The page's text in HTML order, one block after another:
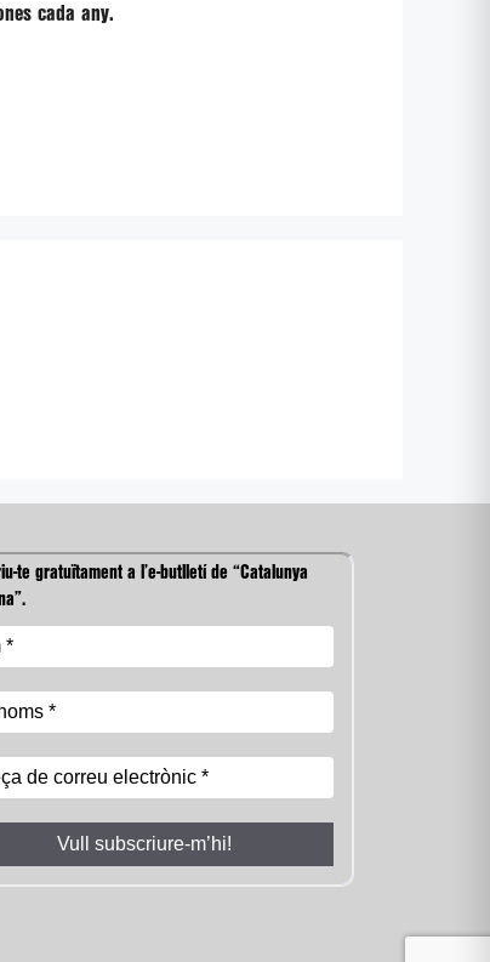
cada any.
te gratuïtament a l’e-butlletí de “Catalunya